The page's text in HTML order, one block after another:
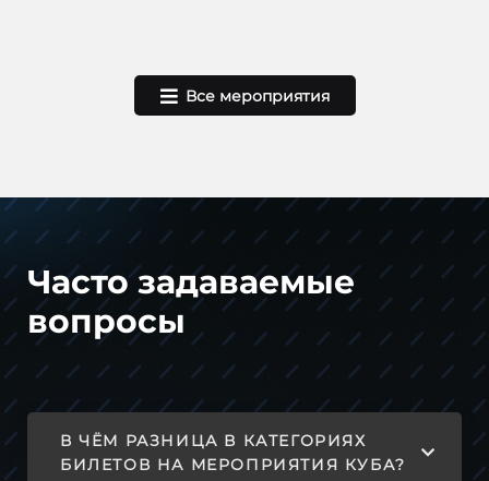
Все мероприятия
Часто задаваемые
вопросы
В ЧЁМ РАЗНИЦА В КАТЕГОРИЯХ
БИЛЕТОВ НА МЕРОПРИЯТИЯ КУБА?